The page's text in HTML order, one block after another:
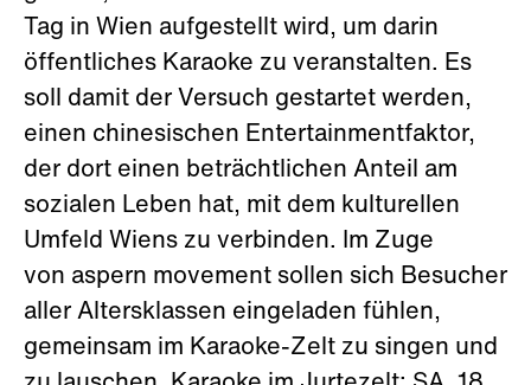
Tag in Wien aufgestellt wird, um darin
öffentliches Karaoke zu veranstalten. Es
soll damit der Versuch gestartet werden,
einen chinesischen Entertainmentfaktor,
der dort einen beträchtlichen Anteil am
sozialen Leben hat, mit dem kulturellen
Umfeld Wiens zu verbinden. Im Zuge
von aspern movement sollen sich Besucher
aller Altersklassen eingeladen fühlen,
gemeinsam im Karaoke-Zelt zu singen und